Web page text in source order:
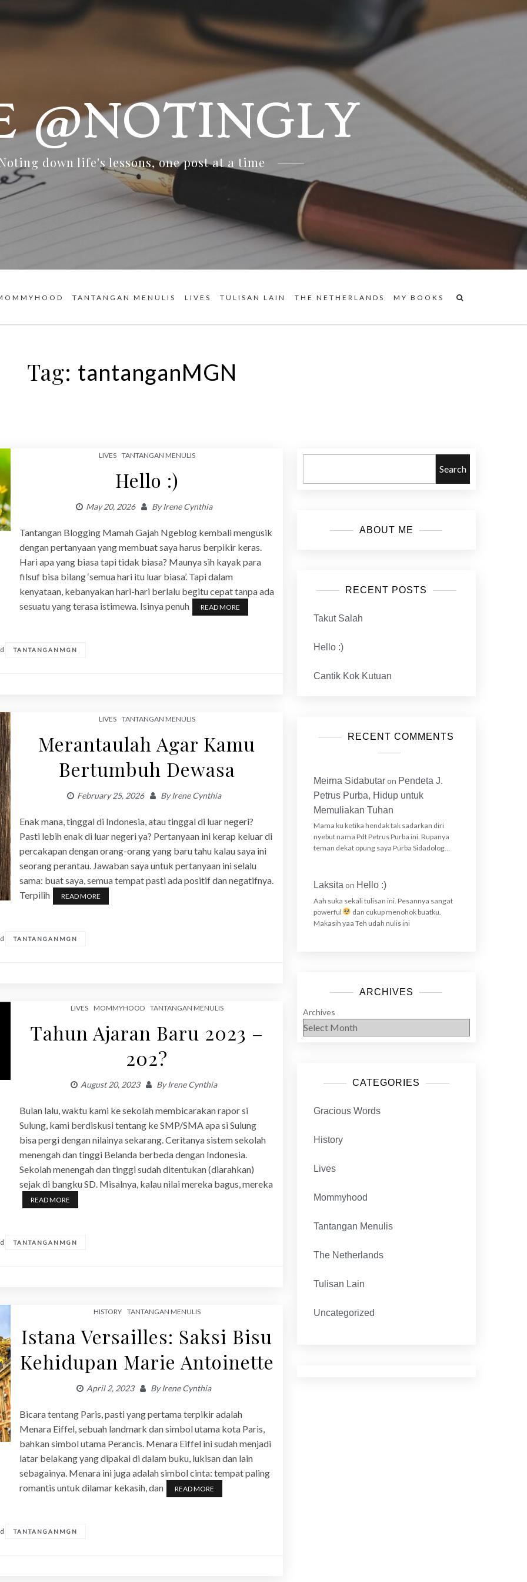
@NOTINGLY
down life's lessons, one post at a time
TANTANGAN MENULIS LIVES TULISAN LAIN THE NETHERLANDS MY BOOKS
Tag: tantanganMGN
LIVES TANTANGAN MENULIS
Hello :)
May 20, 2026 ByIrene Cynthia
Tantangan Blogging Mamah Gajah Ngeblog kembali mengusik
dengan pertanyaan yang membuat saya harus berpikir keras.
Hari apa yang biasa tapi tidak biasa? Maunya sih kayak para
filsuf bisa bilang ‘semua hari itu luar biasa’. Tapi dalam
kenyataan, kebanyakan hari-hari berlalu begitu cepat tanpa ada
sesuatu yang terasa istimewa. Isinya penuh
READ MORE
TANTANGANMGN
LIVES TANTANGAN MENULIS
Merantaulah Agar Kamu
Bertumbuh Dewasa
February 25, 2026 ByIrene Cynthia
Enak mana, tinggal di Indonesia, atau tinggal di luar negeri?
Pasti lebih enak di luar negeri ya? Pertanyaan ini kerap keluar di
percakapan dengan orang-orang yang baru tahu kalau saya ini
seorang perantau. Jawaban saya untuk pertanyaan ini selalu
sama: buat saya, semua tempat pasti ada positif dan negatifnya.
Terpilih
READ MORE
TANTANGANMGN
LIVES MOMMYHOOD TANTANGAN MENULIS
Tahun Ajaran Baru 2023 –
202?
August 20, 2023 ByIrene Cynthia
Bulan lalu, waktu kami ke sekolah membicarakan rapor si
Sulung, kami berdiskusi tentang ke SMP/SMA apa si Sulung
bisa pergi dengan nilainya sekarang. Ceritanya sistem sekolah
menengah dan tinggi Belanda berbeda dengan Indonesia.
Sekolah menengah dan tinggi sudah ditentukan (diarahkan)
sejak di bangku SD. Misalnya, kalau nilai mereka bagus, mereka
READ MORE
TANTANGANMGN
HISTORY TANTANGAN MENULIS
Istana Versailles: Saksi Bisu
Kehidupan Marie Antoinette
April 2, 2023 ByIrene Cynthia
Bicara tentang Paris, pasti yang pertama terpikir adalah
Menara Eiffel, sebuah landmark dan simbol utama kota Paris,
bahkan simbol utama Perancis. Menara Eiffel ini sudah menjadi
latar belakang yang dipakai di dalam buku, lukisan dan lain
sebagainya. Menara ini juga adalah simbol cinta: tempat paling
romantis untuk dilamar kekasih, dan
READ MORE
TANTANGANMGN
Search
ABOUT ME
RECENT POSTS
Takut Salah
Hello :)
Cantik Kok Kutuan
RECENT COMMENTS
Meirna Sidabutaron Pendeta J.
Petrus Purba, Hidup untuk
Memuliakan Tuhan
Mama ku ketika hendak tak sadarkan diri
nyebut nama Pdt Petrus Purba ini. Rupanya
teman dekat opung saya Purba Sidadolog…
Laksita on Hello :)
Aah suka sekali tulisan ini. Pesannya sangat
powerful
dan cukup menohok buatku.
Makasih yaa Teh udah nulis ini
ARCHIVES
Archives
CATEGORIES
Gracious Words
History
Lives
Mommyhood
Tantangan Menulis
The Netherlands
Tulisan Lain
Uncategorized